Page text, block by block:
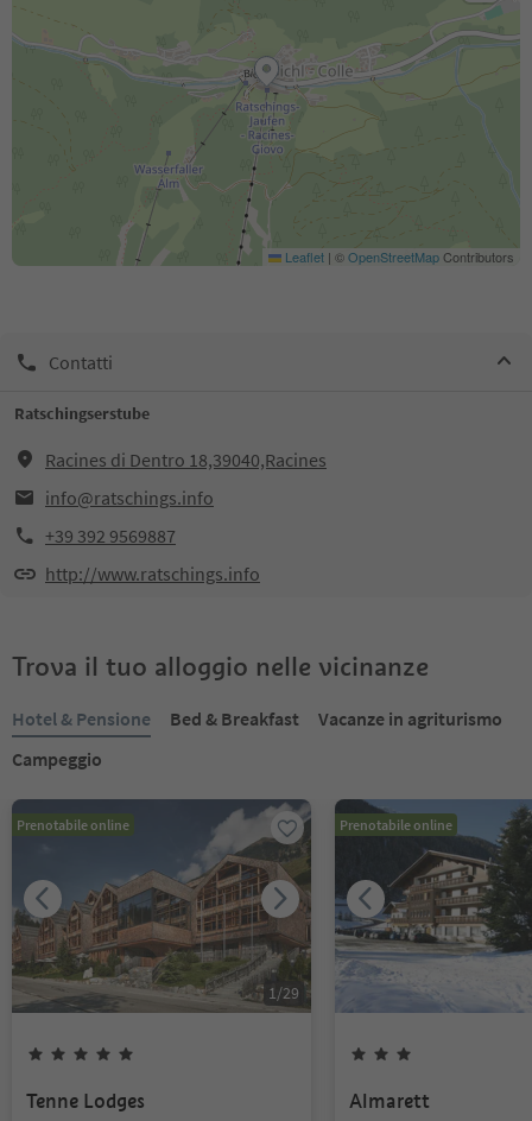
Leaflet | ©OpenStreetMapContributors
Contatti
Ratschingserstube
Racines di Dentro 18,39040,Racines
info@ratschings.info
+39 392 9569887
http://www.ratschings.info
Trova il tuo alloggio nelle vicinanze
Hotel & Pensione Bed & Breakfast
Vacanze in agriturismo
Campeggio
Prenotabile online
1/29
Tenne Lodges
Prenotabile online
Almarett